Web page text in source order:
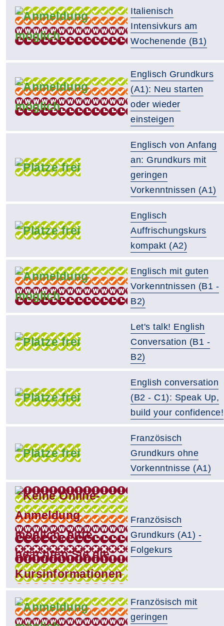
Italienisch
Intensivkurs am
Wochenende (B1)
Englisch Grundkurs
(A1): Neu starten
oder wieder
einsteigen
Englisch von Anfang
an: Grundkurs mit
geringen
Vorkenntnissen (A1)
Englisch
Auffrischungskurs
kompakt (A2)
Englisch mit guten
Vorkenntnissen (B1 -
B2)
Let's talk! English
Conversation (B1 -
B2)
English conversation
(B2 - C1): Speak Up,
build your confidence!
Französisch
Grundkurs ohne
Vorkenntnisse (A1)
Französisch
Grundkurs (A1) -
Folgekurs
Französisch mit
geringen